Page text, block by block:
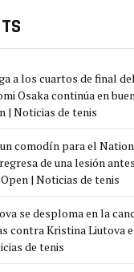
a los cuartos de final
Osaka continúa en
| Noticias de tenis
comodín para el
de una lesión
| Noticias de tenis
se desploma en la
contra Kristina Liutova
de tenis